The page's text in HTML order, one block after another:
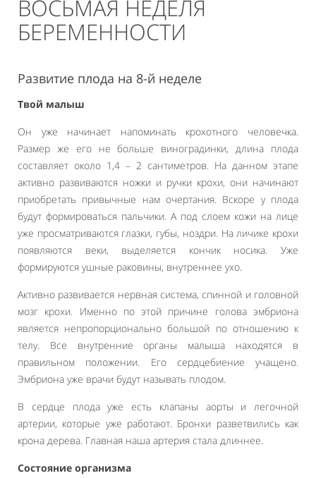
ВОСЬМАЯ НЕДЕЛЯ
БЕРЕМЕННОСТИ
Развитие плода на 8-й неделе
Твой малыш
Он уже начинает напоминать крохотного человечка.
Размер же его не больше виноградинки, длина плода
составляет около 1,4 – 2 сантиметров. На данном этапе
активно развиваются ножки и ручки крохи, они начинают
приобретать привычные нам очертания. Вскоре у плода
будут формироваться пальчики. А под слоем кожи на лице
уже просматриваются глазки, губы, ноздри. На личике крохи
появляются веки, выделяется кончик носика. Уже
формируются ушные раковины, внутреннее ухо.
Активно развивается нервная система, спинной и головной
мозг крохи. Именно по этой причине голова эмбриона
является непропорционально большой по отношению к
телу. Все внутренние органы малыша находятся в
правильном положении. Его сердцебиение учащено.
Эмбриона уже врачи будут называть плодом.
В сердце плода уже есть клапаны аорты и легочной
артерии, которые уже работают. Бронхи разветвились как
крона дерева. Главная наша артерия стала длиннее.
Состояние организма